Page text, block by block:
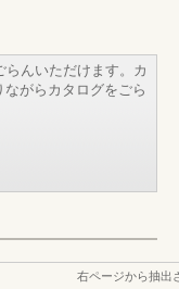
んいただけます。カ
がらカタログをごら
右ページから抽出